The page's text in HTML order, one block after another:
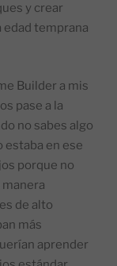
y crear
edad temprana
Builder a mis
pase a la
no sabes algo
estaba en ese
porque no
de alto
más
aprender